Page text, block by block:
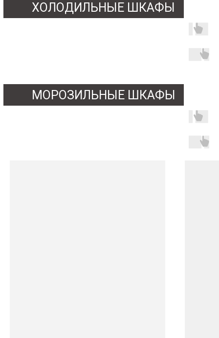
ХОЛОДИЛЬНЫЕ ШКАФЫ
МОРОЗИЛЬНЫЕ ШКАФЫ